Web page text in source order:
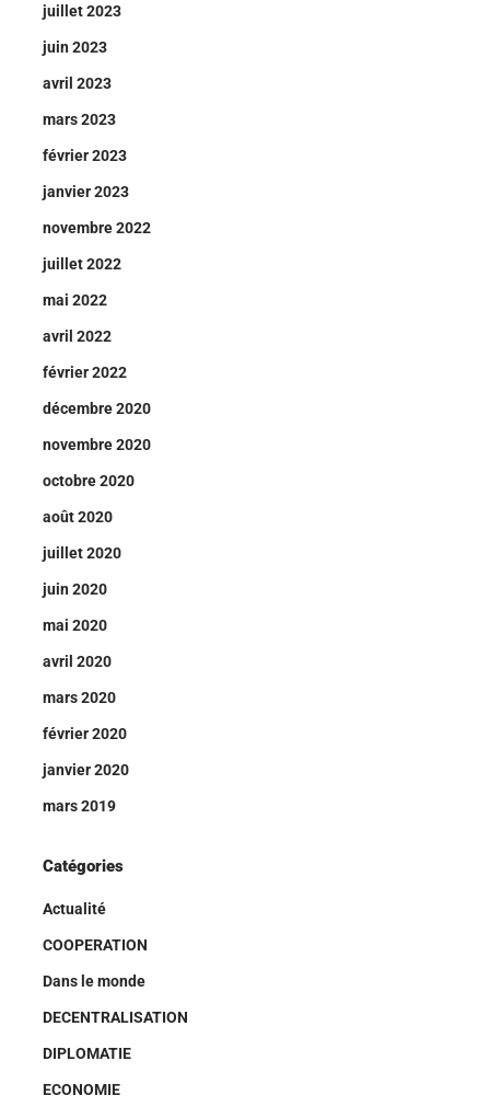
juillet 2023
juin 2023
avril 2023
mars 2023
février 2023
janvier 2023
novembre 2022
juillet 2022
mai 2022
avril 2022
février 2022
décembre 2020
novembre 2020
octobre 2020
août 2020
juillet 2020
juin 2020
mai 2020
avril 2020
mars 2020
février 2020
janvier 2020
mars 2019
Catégories
Actualité
COOPERATION
Dans le monde
DECENTRALISATION
DIPLOMATIE
ECONOMIE